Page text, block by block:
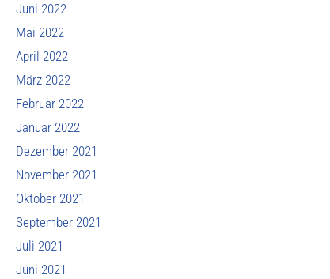
Juni 2022
Mai 2022
April 2022
März 2022
Februar 2022
Januar 2022
Dezember 2021
November 2021
Oktober 2021
September 2021
Juli 2021
Juni 2021